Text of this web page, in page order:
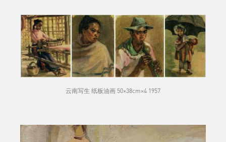
云南写生 纸板油画 50×38cm×4 1957